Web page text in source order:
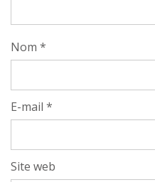
Nom *
E-mail *
Site web